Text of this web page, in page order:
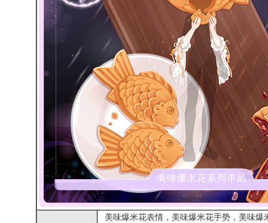
美味爆米花表情，美味爆米花手势，美味爆